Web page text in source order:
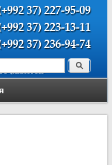
поиска Поиск